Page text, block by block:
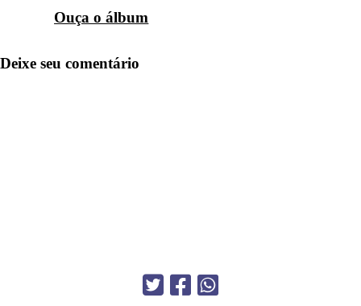
Ouça o álbum
Deixe seu comentário